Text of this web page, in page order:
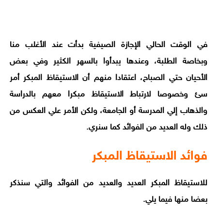
في الوقت الحالي الإجازة الصيفية بدأت عند الأغلب منا
وبخاصة الطلبة، وعندها يبدأوا بالسهر الكثير وفي بعض
الأحيان حتي الصباح، اعتقادا منهم أن الاستيقاظ المبكر أمر
سئ وخصوصا لارتباط الاستيقاظ مبكرا معهم بالدراسة
والذهاب إلي المدرسة أو الجامعة، ولكن الأمر علي العكس من
ذلك وله العديد من الفوائد كما سنري.
فوائد الاستيقاظ المبكر
للاستيقاظ المبكر العديد والعديد من الفوائد والتي سنذكر
بعضا منها فيما يلي.